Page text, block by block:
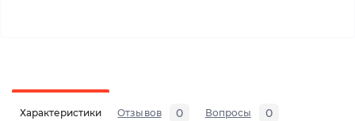
Характеристики Отзывов 0 Вопросы 0